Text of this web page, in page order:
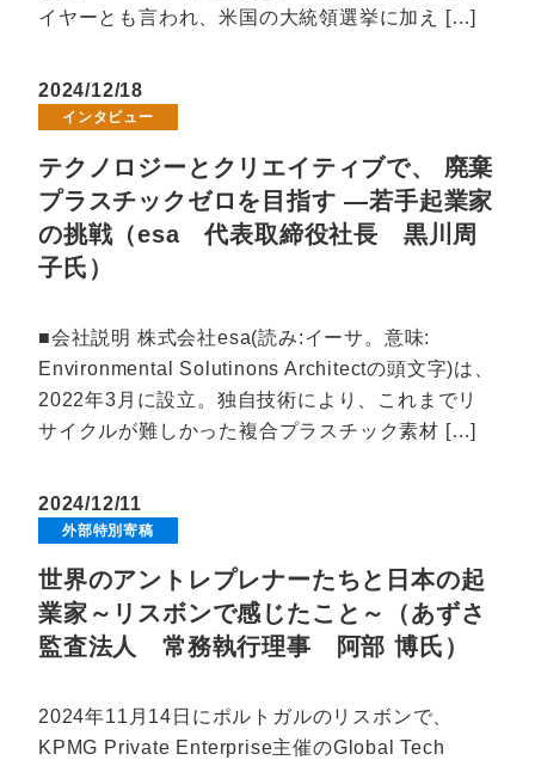
イヤーとも言われ、米国の大統領選挙に加え […]
2024/12/18
インタビュー
テクノロジーとクリエイティブで、 廃棄
プラスチックゼロを目指す ―若手起業家
の挑戦（esa 代表取締役社長 黒川周
子氏）
■会社説明 株式会社esa(読み:イーサ。意味:
Environmental Solutinons Architectの頭文字)は、
2022年3月に設立。独自技術により、これまでリ
サイクルが難しかった複合プラスチック素材 […]
2024/12/11
外部特別寄稿
世界のアントレプレナーたちと日本の起
業家～リスボンで感じたこと～（あずさ
監査法人 常務執行理事 阿部 博氏）
2024年11月14日にポルトガルのリスボンで、
KPMG Private Enterprise主催のGlobal Tech